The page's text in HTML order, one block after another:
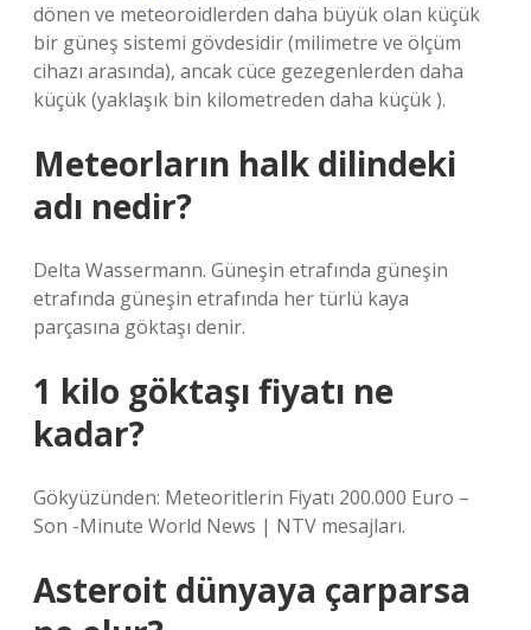
dönen ve meteoroidlerden daha büyük olan küçük
bir güneş sistemi gövdesidir (milimetre ve ölçüm
cihazı arasında), ancak cüce gezegenlerden daha
küçük (yaklaşık bin kilometreden daha küçük ).
Meteorların halk dilindeki
adı nedir?
Delta Wassermann. Güneşin etrafında güneşin
etrafında güneşin etrafında her türlü kaya
parçasına göktaşı denir.
1 kilo göktaşı fiyatı ne
kadar?
Gökyüzünden: Meteoritlerin Fiyatı 200.000 Euro –
Son -Minute World News | NTV mesajları.
Asteroit dünyaya çarparsa